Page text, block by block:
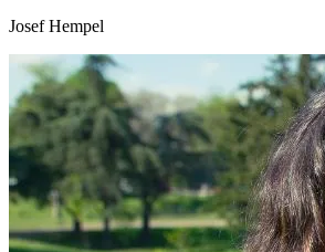
Josef Hempel